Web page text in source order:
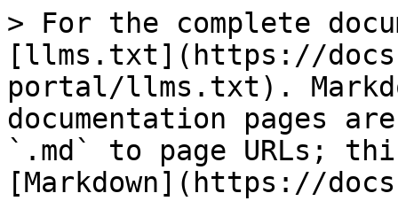
> For the complete
[llms.txt](https://
portal/llms.txt).
documentation pages
`.md` to page URLs;
[Markdown](https://